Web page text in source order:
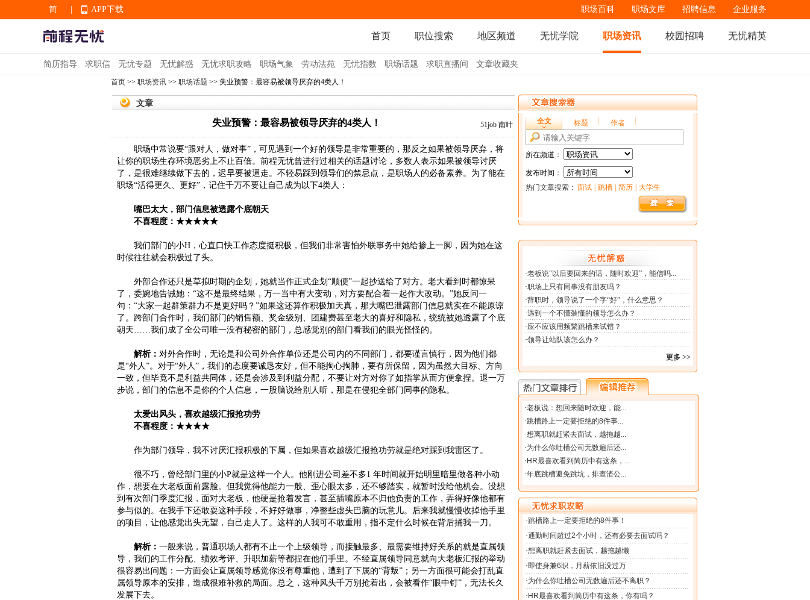
简
EN
APP下载
APP下载
职场百科 职场文库 招聘信息 企业服务
首页 职位搜索 地区频道 无忧学院 职场资讯 校园招聘 无忧精英
简历指导 求职信 无忧专题 无忧解惑 无忧求职攻略 职场气象 劳动法苑 无忧指数 职场话题 求职直播间 文章收藏夹
首页 >> 职场资讯 >> 职场话题 >> 失业预警：最容易被领导厌弃的4类人！
文章
51job 南叶
失业预警：最容易被领导厌弃的4类人！
职场中常说要“跟对人，做对事”，可见遇到一个好的领导是非常重要的，那反之如果被领导厌弃，将
让你的职场生存环境恶劣上不止百倍。前程无忧曾进行过相关的话题讨论，多数人表示如果被领导讨厌
了，是很难继续做下去的，迟早要被逼走。不轻易踩到领导们的禁忌点，是职场人的必备素养。为了能在
职场“活得更久、更好”，记住千万不要让自己成为以下4类人：
嘴巴太大，部门信息被透露个底朝天
不喜程度：★★★★★
我们部门的小H，心直口快工作态度挺积极，但我们非常害怕外联事务中她给掺上一脚，因为她在这
时候往往就会积极过了头。
外部合作还只是草拟时期的企划，她就当作正式企划“顺便”一起抄送给了对方。老大看到时都惊呆
了，委婉地告诫她：“这不是最终结果，万一当中有大变动，对方要配合着一起作大改动。”她反问一
句：“大家一起群策群力不是更好吗？”如果这还算作积极加天真，那大嘴巴泄露部门信息就实在不能原谅
了。跨部门合作时，我们部门的销售额、奖金级别、团建费甚至老大的喜好和隐私，统统被她透露了个底
朝天……我们成了全公司唯一没有秘密的部门，总感觉别的部门看我们的眼光怪怪的。
解析： 对外合作时，无论是和公司外合作单位还是公司内的不同部门，都要谨言慎行，因为他们都
是“外人”。对于“外人”，我们的态度要诚恳友好，但不能掏心掏肺，要有所保留，因为虽然大目标、方向
一致，但毕竟不是利益共同体，还是会涉及到利益分配，不要让对方对你了如指掌从而方便拿捏。退一万
步说，部门的信息不是你的个人信息，一股脑说给别人听，那是在侵犯全部门同事的隐私。
太爱出风头，喜欢越级汇报抢功劳
不喜程度：★★★★
作为部门领导，我不讨厌汇报积极的下属，但如果喜欢越级汇报抢功劳就是绝对踩到我雷区了。
很不巧，曾经部门里的小P就是这样一个人。他刚进公司差不多1 年时间就开始明里暗里做各种小动
作，想要在大老板面前露脸。但我觉得他能力一般、歪心眼太多，还不够踏实，就暂时没给他机会。没想
到有次部门季度汇报，面对大老板，他硬是抢着发言，甚至插嘴原本不归他负责的工作，弄得好像他都有
参与似的。在我手下还敢耍这种手段，不好好做事，净整些虚头巴脑的玩意儿。后来我就慢慢收掉他手里
的项目，让他感觉出头无望，自己走人了。这样的人我可不敢重用，指不定什么时候在背后捅我一刀。
解析： 一般来说，普通职场人都有不止一个上级领导，而接触最多、最需要维持好关系的就是直属领
导，我们的工作分配、绩效考评、升职加薪等都捏在他们手里。不经直属领导同意就向大老板汇报的举动
很容易出问题：一方面会让直属领导感觉你没有尊重他，遭到了下属的“背叛”；另一方面很可能会打乱直
属领导原本的安排，造成很难补救的局面。总之，这种风头千万别抢着出，会被看作“眼中钉”，无法长久
发展下去。